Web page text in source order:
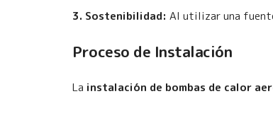
3. Sostenibilidad: Al utilizar una
Proceso de Instalación
La instalación de bombas de calor